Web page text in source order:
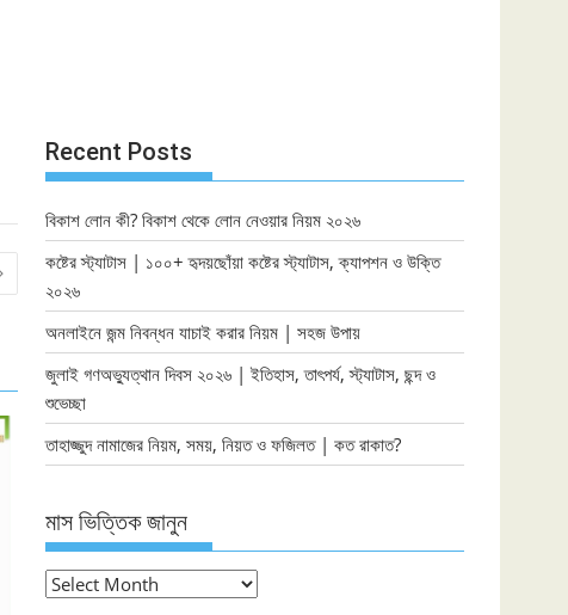
Recent Posts
বিকাশ লোন কী? বিকাশ থেকে লোন নেওয়ার নিয়ম ২০২৬
কষ্টের স্ট্যাটাস | ১০০+ হৃদয়ছোঁয়া কষ্টের স্ট্যাটাস, ক্যাপশন ও উক্তি
২০২৬
অনলাইনে জন্ম নিবন্ধন যাচাই করার নিয়ম | সহজ উপায়
জুলাই গণঅভ্যুত্থান দিবস ২০২৬ | ইতিহাস, তাৎপর্য, স্ট্যাটাস, ছন্দ ও
শুভেচ্ছা
তাহাজ্জুদ নামাজের নিয়ম, সময়, নিয়ত ও ফজিলত | কত রাকাত?
মাস ভিত্তিক জানুন
মাস